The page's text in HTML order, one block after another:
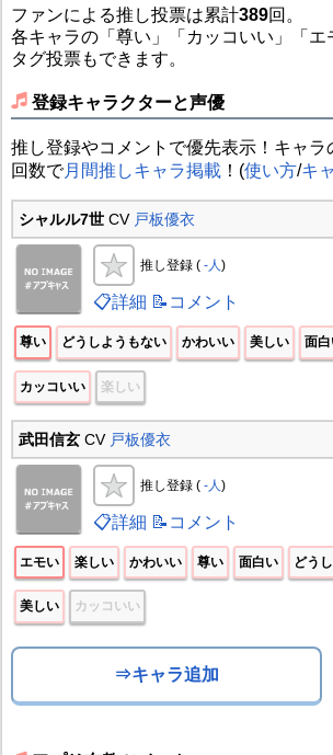
ファンによる推し投票は累計389回。
各キャラの「尊い」「カッコいい」「エ
タグ投票もできます。
登録キャラクターと声優
推し登録やコメントで優先表示！キャラ
回数で月間推しキャラ掲載！(使い方/キ
シャルル7世CV 戸板優衣
推し登録 ( -人)
📋詳細 📝コメント
尊い どうしようもない かわいい 美しい 面白
カッコいい 楽しい
武田信玄CV 戸板優衣
推し登録 ( -人)
📋詳細 📝コメント
エモい 楽しい かわいい 尊い 面白い どう
美しい カッコいい
⇒キャラ追加